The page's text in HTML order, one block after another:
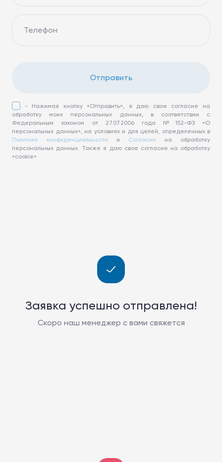
Телефон
Отправить
- Нажимая кнопку «Отправить», я даю свое согласие на
обработку моих персональных данных, в соответствии с
Федеральным законом от 27.07.2006 года №152-ФЗ «О
персональных данных», на условиях и для целей, определенных в
Политике конфиденциальности и Согласии на обработку
персональных данных. Также я даю свое согласие на обработку
«cookie»
Заявка успешно отправлена!
Скоро наш менеджер с вами свяжется